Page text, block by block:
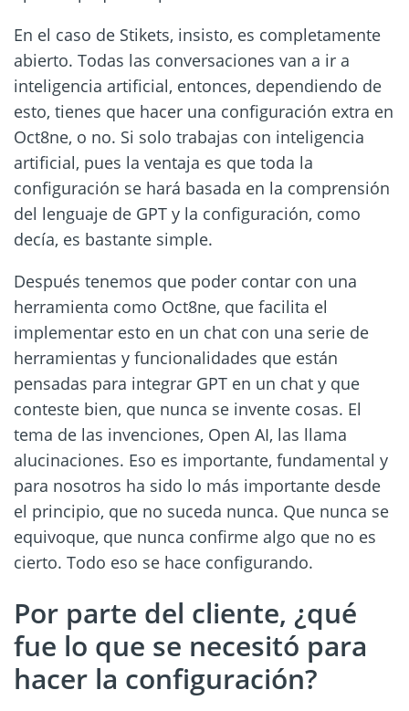
En el caso de Stikets, insisto, es completamente
abierto. Todas las conversaciones van a ir a
inteligencia artificial, entonces, dependiendo de
esto, tienes que hacer una configuración extra en
Oct8ne, o no. Si solo trabajas con inteligencia
artificial, pues la ventaja es que toda la
configuración se hará basada en la comprensión
del lenguaje de GPT y la configuración, como
decía, es bastante simple.
Después tenemos que poder contar con una
herramienta como Oct8ne, que facilita el
implementar esto en un chat con una serie de
herramientas y funcionalidades que están
pensadas para integrar GPT en un chat y que
conteste bien, que nunca se invente cosas. El
tema de las invenciones, Open AI, las llama
alucinaciones. Eso es importante, fundamental y
para nosotros ha sido lo más importante desde
el principio, que no suceda nunca. Que nunca se
equivoque, que nunca confirme algo que no es
cierto. Todo eso se hace configurando.
Por parte del cliente, ¿qué
fue lo que se necesitó para
hacer la configuración?